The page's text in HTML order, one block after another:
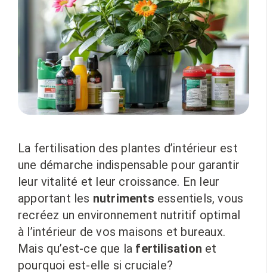
La fertilisation des plantes d’intérieur est
une démarche indispensable pour garantir
leur vitalité et leur croissance. En leur
apportant les nutriments essentiels, vous
recréez un environnement nutritif optimal
à l’intérieur de vos maisons et bureaux.
Mais qu’est-ce que la fertilisation et
pourquoi est-elle si cruciale?